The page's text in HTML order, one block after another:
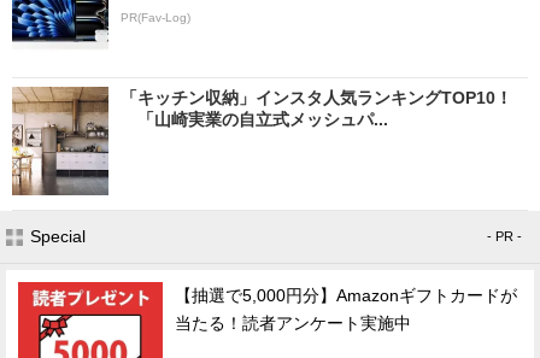
PR(Fav-Log)
「キッチン収納」インスタ人気ランキングTOP10！
「山崎実業の自立式メッシュパ...
Special - PR -
【抽選で5,000円分】Amazonギフトカードが
当たる！読者アンケート実施中